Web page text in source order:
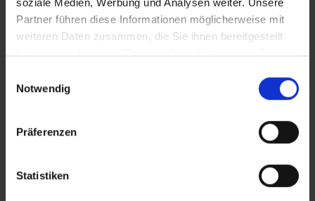
Partner führen diese Informationen möglicherweise mit
weiteren Daten zusammen, die Sie ihnen bereitgestellt
haben oder die sie im Rahmen Ihrer Nutzung der Dienste
Notwendig
Präferenzen
Statistiken
Bilder
interessieren